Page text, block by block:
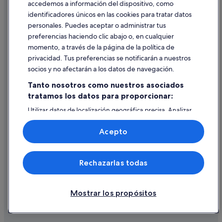
Ayuda
Cancelar un vuelo
Cancelar una reserva de hotel o de un alquiler vacacional
Utilizar un cupón de Expedia
Documentos para viajes internacionales
© 2026 Expedia, Inc., una empresa de Expedia Group. Todos los
derechos reservados. Expedia y el logotipo de Expedia son marcas
comerciales o marcas comerciales registradas de Expedia, Inc.
accedemos a información del dispositivo, como
identificadores únicos en las cookies para tratar datos
personales. Puedes aceptar o administrar tus
preferencias haciendo clic abajo o, en cualquier
momento, a través de la página de la política de
privacidad. Tus preferencias se notificarán a nuestros
socios y no afectarán a los datos de navegación.
Tanto nosotros como nuestros asociados
tratamos los datos para proporcionar:
Utilizar datos de localización geográfica precisa. Analizar
activamente las características del dispositivo para su
identificación. Almacenar la información en un dispositivo
y/o acceder a ella. Publicidad y contenido personalizados,
medición de publicidad y contenido, investigación de
audiencia y desarrollo de servicios.
Lista de asociados (proveedores)
Mostrar los propósitos
Rechazarlas todas
Acepto